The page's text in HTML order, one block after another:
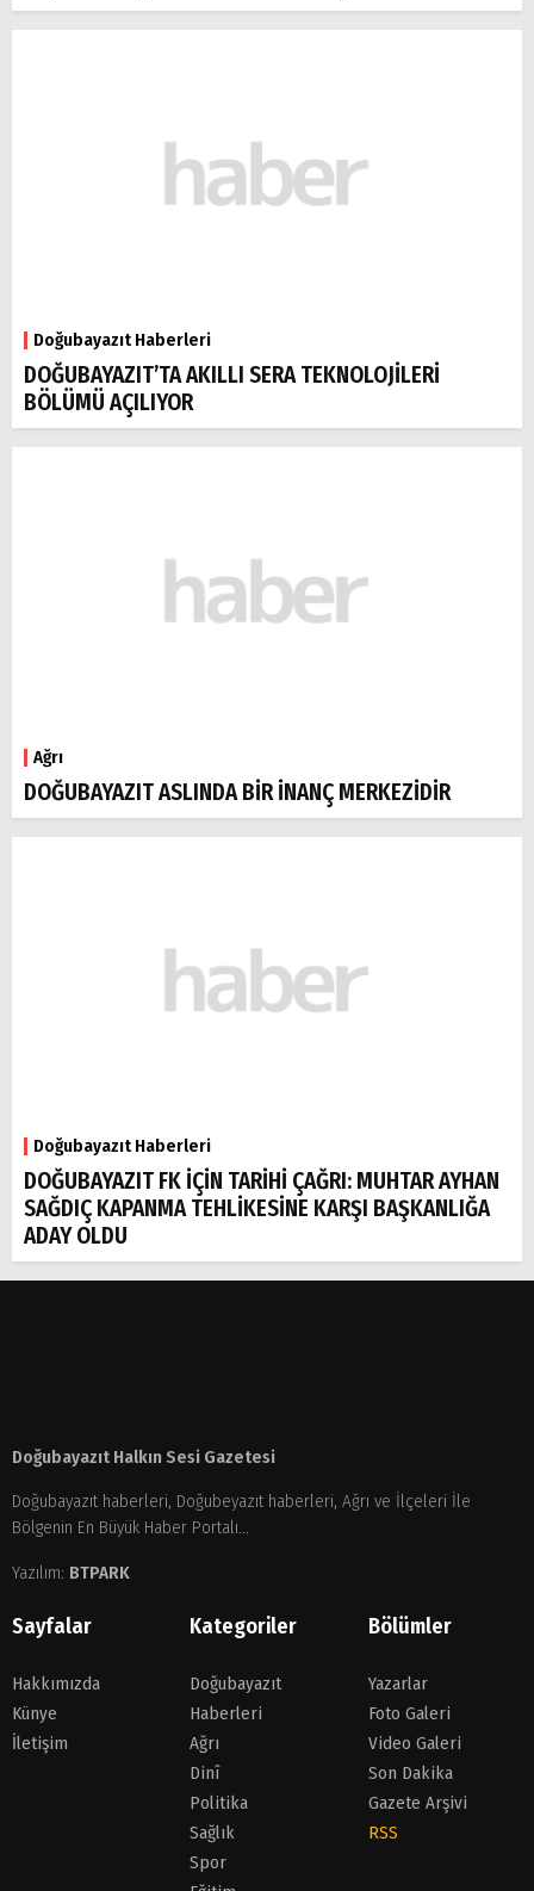
Doğubayazıt Haberleri
DOĞUBAYAZIT’TA AKILLI SERA TEKNOLOJİLERİ
BÖLÜMÜ AÇILIYOR
Ağrı
DOĞUBAYAZIT ASLINDA BİR İNANÇ MERKEZİDİR
Doğubayazıt Haberleri
DOĞUBAYAZIT FK İÇİN TARİHİ ÇAĞRI: MUHTAR AYHAN
SAĞDIÇ KAPANMA TEHLİKESİNE KARŞI BAŞKANLIĞA
ADAY OLDU
Doğubayazıt Halkın Sesi Gazetesi
Doğubayazıt haberleri, Doğubeyazıt haberleri, Ağrı ve İlçeleri İle
Bölgenin En Büyük Haber Portalı...
Yazılım: BTPARK
Sayfalar
Hakkımızda
Künye
İletişim
Kategoriler
Doğubayazıt
Haberleri
Ağrı
Dinî
Politika
Sağlık
Spor
Bölümler
Yazarlar
Foto Galeri
Video Galeri
Son Dakika
Gazete Arşivi
RSS